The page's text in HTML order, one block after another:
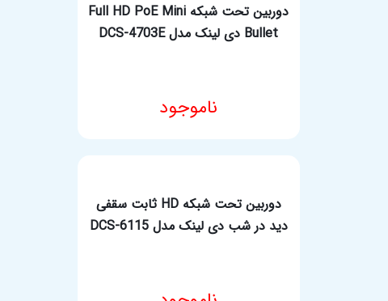
دوربین تحت شبکه Full HD PoE Mini
Bullet دی لینک مدل DCS-4703E
ناموجود
مشخصات فنی محصول
دوربین تحت شبکه HD ثابت سقفی
دید در شب دی لینک مدل DCS-6115